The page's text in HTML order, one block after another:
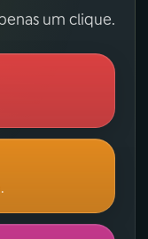
um clique.